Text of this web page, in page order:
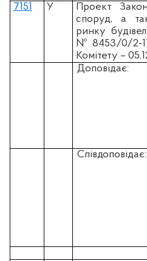
7151 У
Проект
споруд, а
ринку
№ 8453/0/2-17
Комітету –
Доповідає:
Співдоповідає: